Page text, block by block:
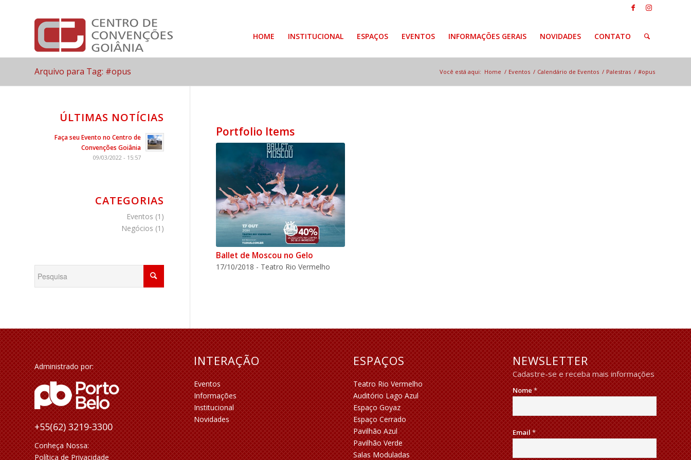
HOME INSTITUCIONAL ESPAÇOS EVENTOS INFORMAÇÕES GERAIS NOVIDADES CONTATO
Arquivo para Tag: #opus Você está aqui: Home / Eventos / Calendário de Eventos / Palestras / #opus
Portfolio Items
Ballet de Moscou no Gelo
17/10/2018 - Teatro Rio Vermelho
ÚLTIMAS NOTÍCIAS
Faça seu Evento no Centro de
Convenções Goiânia
09/03/2022 - 15:57
CATEGORIAS
Eventos (1)
Negócios (1)
Administrado por:
+55(62) 3219-3300
Conheça Nossa:
Política de Privacidade
INTERAÇÃO
Eventos
Informações
Institucional
Novidades
ESPAÇOS
Teatro Rio Vermelho
Auditório Lago Azul
Espaço Goyaz
Espaço Cerrado
Pavilhão Azul
Pavilhão Verde
Salas Moduladas
NEWSLETTER
Cadastre-se e receba mais informações
Nome*
Email*